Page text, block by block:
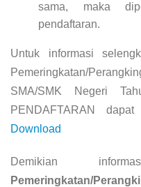
sama, maka
pendaftaran.
Untuk informasi
Pemeringkatan/
SMA/SMK Negeri
PENDAFTARAN
Download
Demikian
Pemeringkatan/